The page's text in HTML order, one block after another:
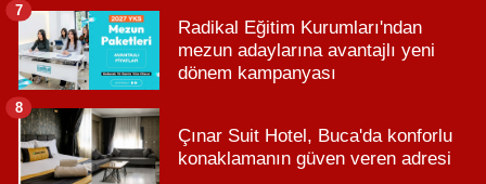
Radikal Eğitim Kurumları'ndan
mezun adaylarına avantajlı yeni
dönem kampanyası
7
Çınar Suit Hotel, Buca'da konforlu
konaklamanın güven veren adresi
8